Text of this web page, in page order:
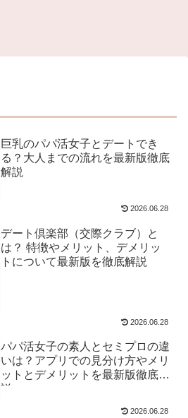
巨乳のパパ活女子とデートでき
る？大人までの流れを最新版徹底
解説
2026.06.28
デート倶楽部（交際クラブ）と
は？ 特徴やメリット、デメリッ
トについて最新版を徹底解説
2026.06.28
パパ活女子の素人とセミプロの違
いは？アプリでの見分け方やメリ
ットとデメリットを最新版徹底解
説
2026.06.28